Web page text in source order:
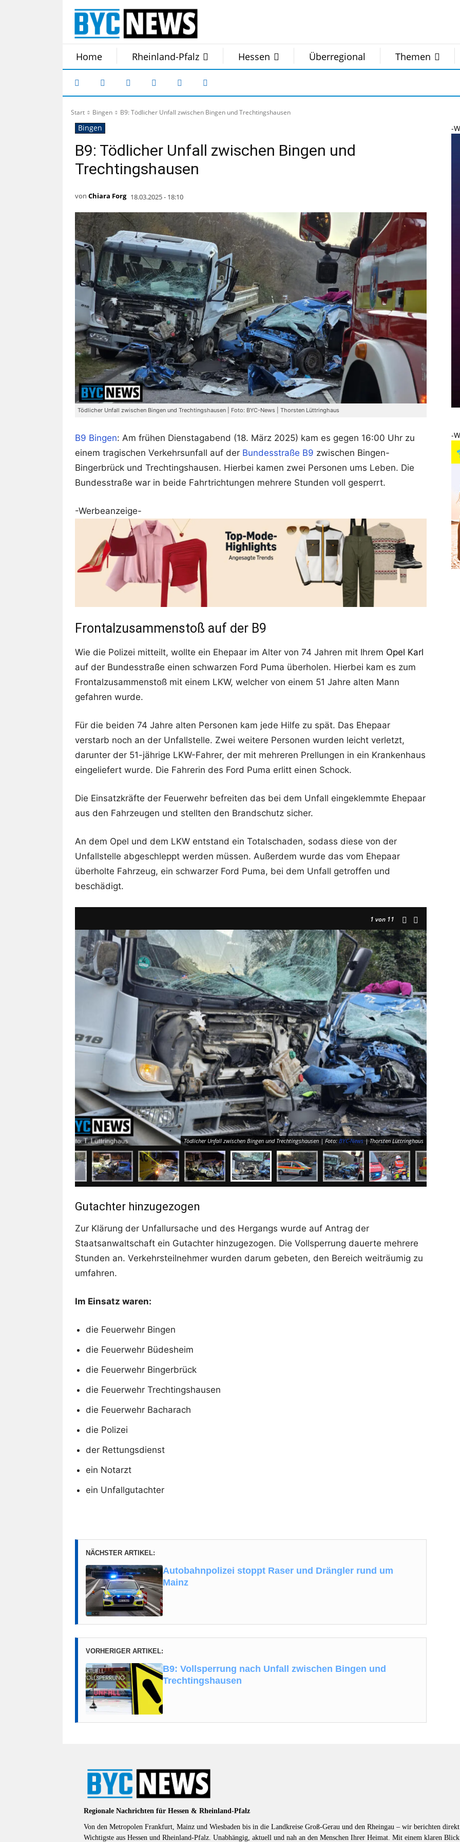
Home Rheinland-Pfalz Hessen Überregional Themen
Start Bingen B9: Tödlicher Unfall zwischen Bingen und Trechtingshausen
Bingen
B9: Tödlicher Unfall zwischen Bingen und
Trechtingshausen
von Chiara Forg 18.03.2025 - 18:10
Tödlicher Unfall zwischen Bingen und Trechtingshausen | Foto: BYC-News | Thorsten Lüttringhaus
B9 Bingen: Am frühen Dienstagabend (18. März 2025) kam es gegen 16:00 Uhr zu
einem tragischen Verkehrsunfall auf der Bundesstraße B9 zwischen Bingen-
Bingerbrück und Trechtingshausen. Hierbei kamen zwei Personen ums Leben. Die
Bundesstraße war in beide Fahrtrichtungen mehrere Stunden voll gesperrt.
-Werbeanzeige-
Frontalzusammenstoß auf der B9
Wie die Polizei mitteilt, wollte ein Ehepaar im Alter von 74 Jahren mit Ihrem Opel Karl
auf der Bundesstraße einen schwarzen Ford Puma überholen. Hierbei kam es zum
Frontalzusammenstoß mit einem LKW, welcher von einem 51 Jahre alten Mann
gefahren wurde.
Für die beiden 74 Jahre alten Personen kam jede Hilfe zu spät. Das Ehepaar
verstarb noch an der Unfallstelle. Zwei weitere Personen wurden leicht verletzt,
darunter der 51-jährige LKW-Fahrer, der mit mehreren Prellungen in ein Krankenhaus
eingeliefert wurde. Die Fahrerin des Ford Puma erlitt einen Schock.
Die Einsatzkräfte der Feuerwehr befreiten das bei dem Unfall eingeklemmte Ehepaar
aus den Fahrzeugen und stellten den Brandschutz sicher.
An dem Opel und dem LKW entstand ein Totalschaden, sodass diese von der
Unfallstelle abgeschleppt werden müssen. Außerdem wurde das vom Ehepaar
überholte Fahrzeug, ein schwarzer Ford Puma, bei dem Unfall getroffen und
beschädigt.
1 von 11
Tödlicher Unfall zwischen Bingen und Trechtingshausen | Foto:BYC-News| Thorsten Lüttringhaus
Gutachter hinzugezogen
Zur Klärung der Unfallursache und des Hergangs wurde auf Antrag der
Staatsanwaltschaft ein Gutachter hinzugezogen. Die Vollsperrung dauerte mehrere
Stunden an. Verkehrsteilnehmer wurden darum gebeten, den Bereich weiträumig zu
umfahren.
Im Einsatz waren:
die Feuerwehr Bingen
die Feuerwehr Büdesheim
die Feuerwehr Bingerbrück
die Feuerwehr Trechtingshausen
die Feuerwehr Bacharach
die Polizei
der Rettungsdienst
ein Notarzt
ein Unfallgutachter
NÄCHSTER ARTIKEL:
Autobahnpolizei stoppt Raser und Drängler rund um
Mainz
VORHERIGER ARTIKEL:
B9: Vollsperrung nach Unfall zwischen Bingen und
Trechtingshausen
-
-
Regionale Nachrichten für Hessen & Rheinland-Pfalz
Von den Metropolen Frankfurt, Mainz und Wiesbaden bis in die Landkreise Groß-Gerau und den Rheingau – wir berichten
Wichtigste aus Hessen und Rheinland-Pfalz. Unabhängig, aktuell und nah an den Menschen Ihrer Heimat. Mit einem klaren